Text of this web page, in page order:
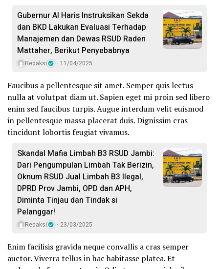
Gubernur Al Haris Instruksikan Sekda
dan BKD Lakukan Evaluasi Terhadap
Manajemen dan Dewas RSUD Raden
Mattaher, Berikut Penyebabnya
Redaksi 11/04/2025
Faucibus a pellentesque sit amet. Semper quis lectus
nulla at volutpat diam ut. Sapien eget mi proin sed libero
enim sed faucibus turpis. Augue interdum velit euismod
in pellentesque massa placerat duis. Dignissim cras
tincidunt lobortis feugiat vivamus.
Skandal Mafia Limbah B3 RSUD Jambi:
Dari Pengumpulan Limbah Tak Berizin,
Oknum RSUD Jual Limbah B3 Ilegal,
DPRD Prov Jambi, OPD dan APH,
Diminta Tinjau dan Tindak si
Pelanggar!
Redaksi 23/03/2025
Enim facilisis gravida neque convallis a cras semper
auctor. Viverra tellus in hac habitasse platea. Et